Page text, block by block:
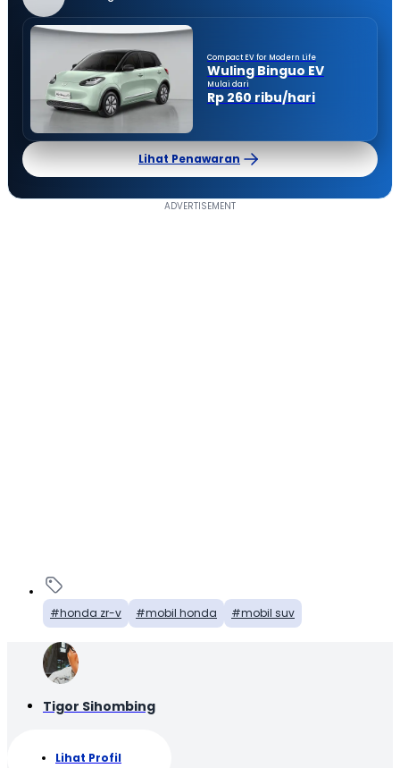
Compact EV for Modern Life
Wuling Binguo EV
Mulai dari
Rp 260 ribu/hari
Lihat Penawaran
honda zr-v mobil honda mobil suv
Tigor Sihombing
Lihat Profil